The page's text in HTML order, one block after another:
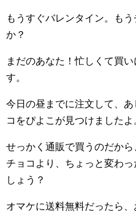
もうすぐバレンタイン。も
か？
まだのあなた！忙しくて買
す。
今日の昼までに注文して、
コをぴよこが見つけましたよ
せっかく通販で買うのだか
チョコより、ちょっと変わ
しょう？
オマケに送料無料だったら